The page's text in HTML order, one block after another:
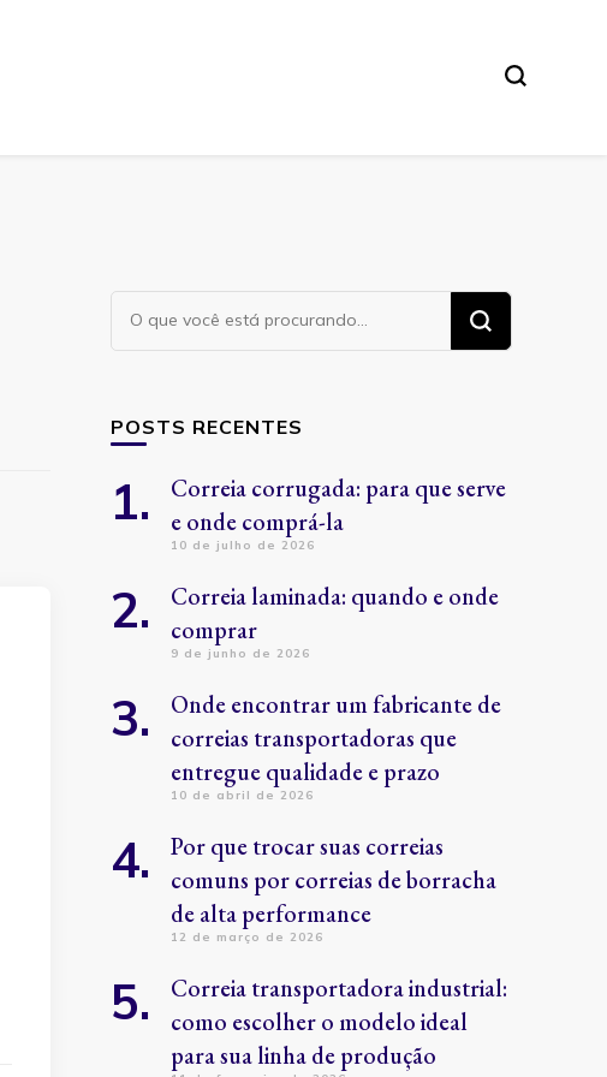
Procurando
algo?
POSTS RECENTES
Correia corrugada: para que serve
e onde comprá-la
10 de julho de 2026
Correia laminada: quando e onde
comprar
9 de junho de 2026
Onde encontrar um fabricante de
correias transportadoras que
entregue qualidade e prazo
10 de abril de 2026
Por que trocar suas correias
comuns por correias de borracha
de alta performance
12 de março de 2026
Correia transportadora industrial:
como escolher o modelo ideal
para sua linha de produção